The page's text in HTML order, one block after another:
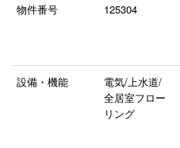
物件番号 125304
設備・機能
電気/上水道/
全居室フロー
リング